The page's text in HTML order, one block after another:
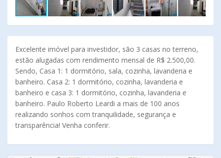
Excelente imóvel para investidor, são 3 casas no terreno,
estão alugadas com rendimento mensal de R$ 2.500,00.
Sendo, Casa 1: 1 dormitório, sala, cozinha, lavanderia e
banheiro. Casa 2: 1 dormitório, cozinha, lavanderia e
banheiro e casa 3: 1 dormitório, cozinha, lavanderia e
banheiro. Paulo Roberto Leardi a mais de 100 anos
realizando sonhos com tranquilidade, segurança e
transparência! Venha conferir.